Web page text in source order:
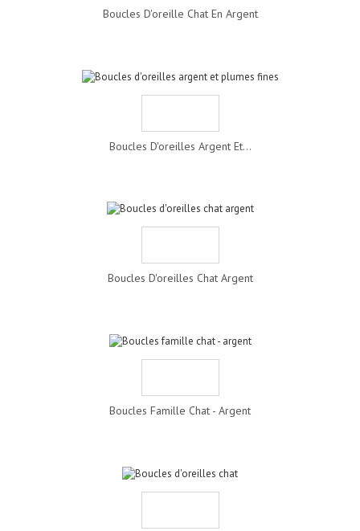
Boucles D'oreille Chat En Argent
Boucles D'oreilles Argent Et...
Boucles D'oreilles Chat Argent
Boucles Famille Chat - Argent